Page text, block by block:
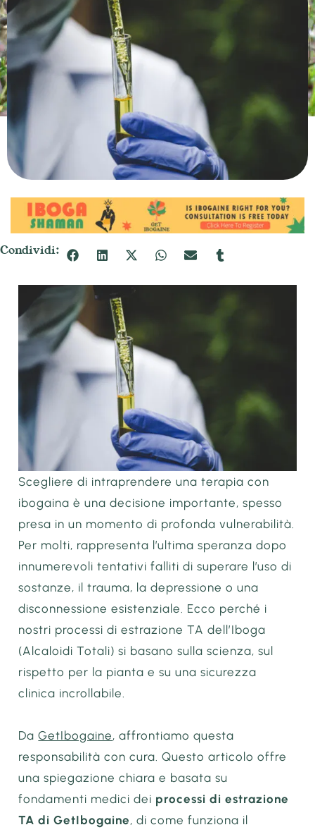
Condividi:
Scegliere di intraprendere una terapia con
ibogaina è una decisione importante, spesso
presa in un momento di profonda vulnerabilità.
Per molti, rappresenta l’ultima speranza dopo
innumerevoli tentativi falliti di superare l’uso di
sostanze, il trauma, la depressione o una
disconnessione esistenziale. Ecco perché i
nostri processi di estrazione TA dell’Iboga
(Alcaloidi Totali) si basano sulla scienza, sul
rispetto per la pianta e su una sicurezza
clinica incrollabile.
DaGetIbogaine, affrontiamo questa
responsabilità con cura. Questo articolo offre
una spiegazione chiara e basata su
fondamenti medici dei processi di estrazione
TA di GetIbogaine, di come funziona il